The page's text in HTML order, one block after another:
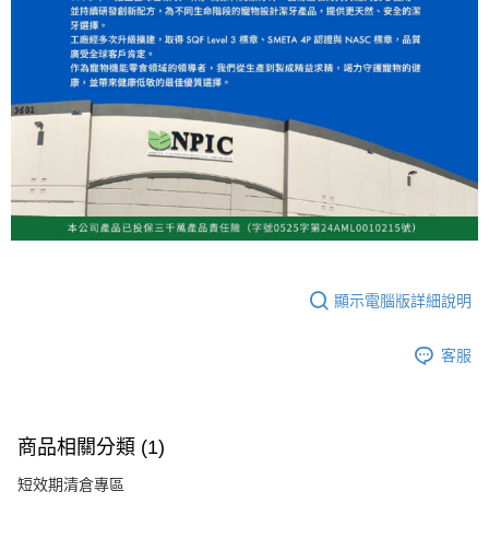
顯示電腦版詳細說明
客服
商品相關分類 (1)
短效期清倉專區